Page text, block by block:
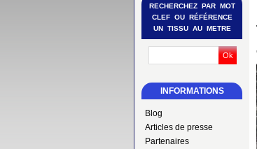
INFORMATIONS
Blog
Articles de presse
Partenaires
RECHERCHEZ PAR MOT
CLEF OU RÉFÉRENCE
UN TISSU AU METRE